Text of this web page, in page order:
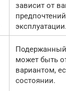
зависит от
эксплуатации.
может быть
вариантом,
состоянии.